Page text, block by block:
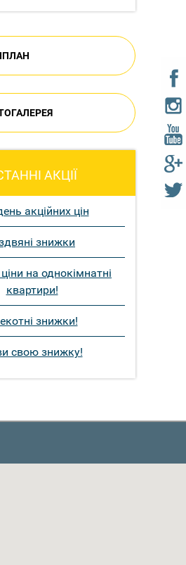
АКЦІЇ
акційних цін
знижки
на однокімнатні
квартири!
знижки!
свою знижку!